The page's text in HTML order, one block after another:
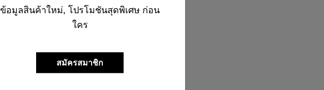
ข้อมูลสินค้าใหม่, โปรโมชันสุดพิเศษ ก่อน
ใคร
สมัครสมาชิก